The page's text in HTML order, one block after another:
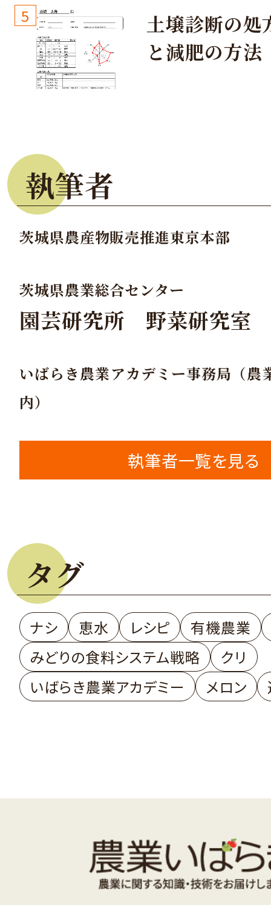
しょう！
5
土壌診断の処
と減肥の方法
執筆者
茨城県農産物販売推進東京本部
茨城県農業総合センター
園芸研究所 野菜研究室
いばらき農業アカデミー事務局（農
内）
執筆者一覧を見る
タグ
ナシ 恵水 レシピ
有機農業
みどりの食料システム戦略
クリ
いばらき農業アカデミー
メロン